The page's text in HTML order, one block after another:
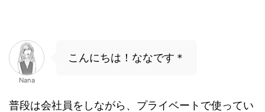
Nana
こんにちは！ななです＊
普段は会社員をしながら、プライベートで使ってい